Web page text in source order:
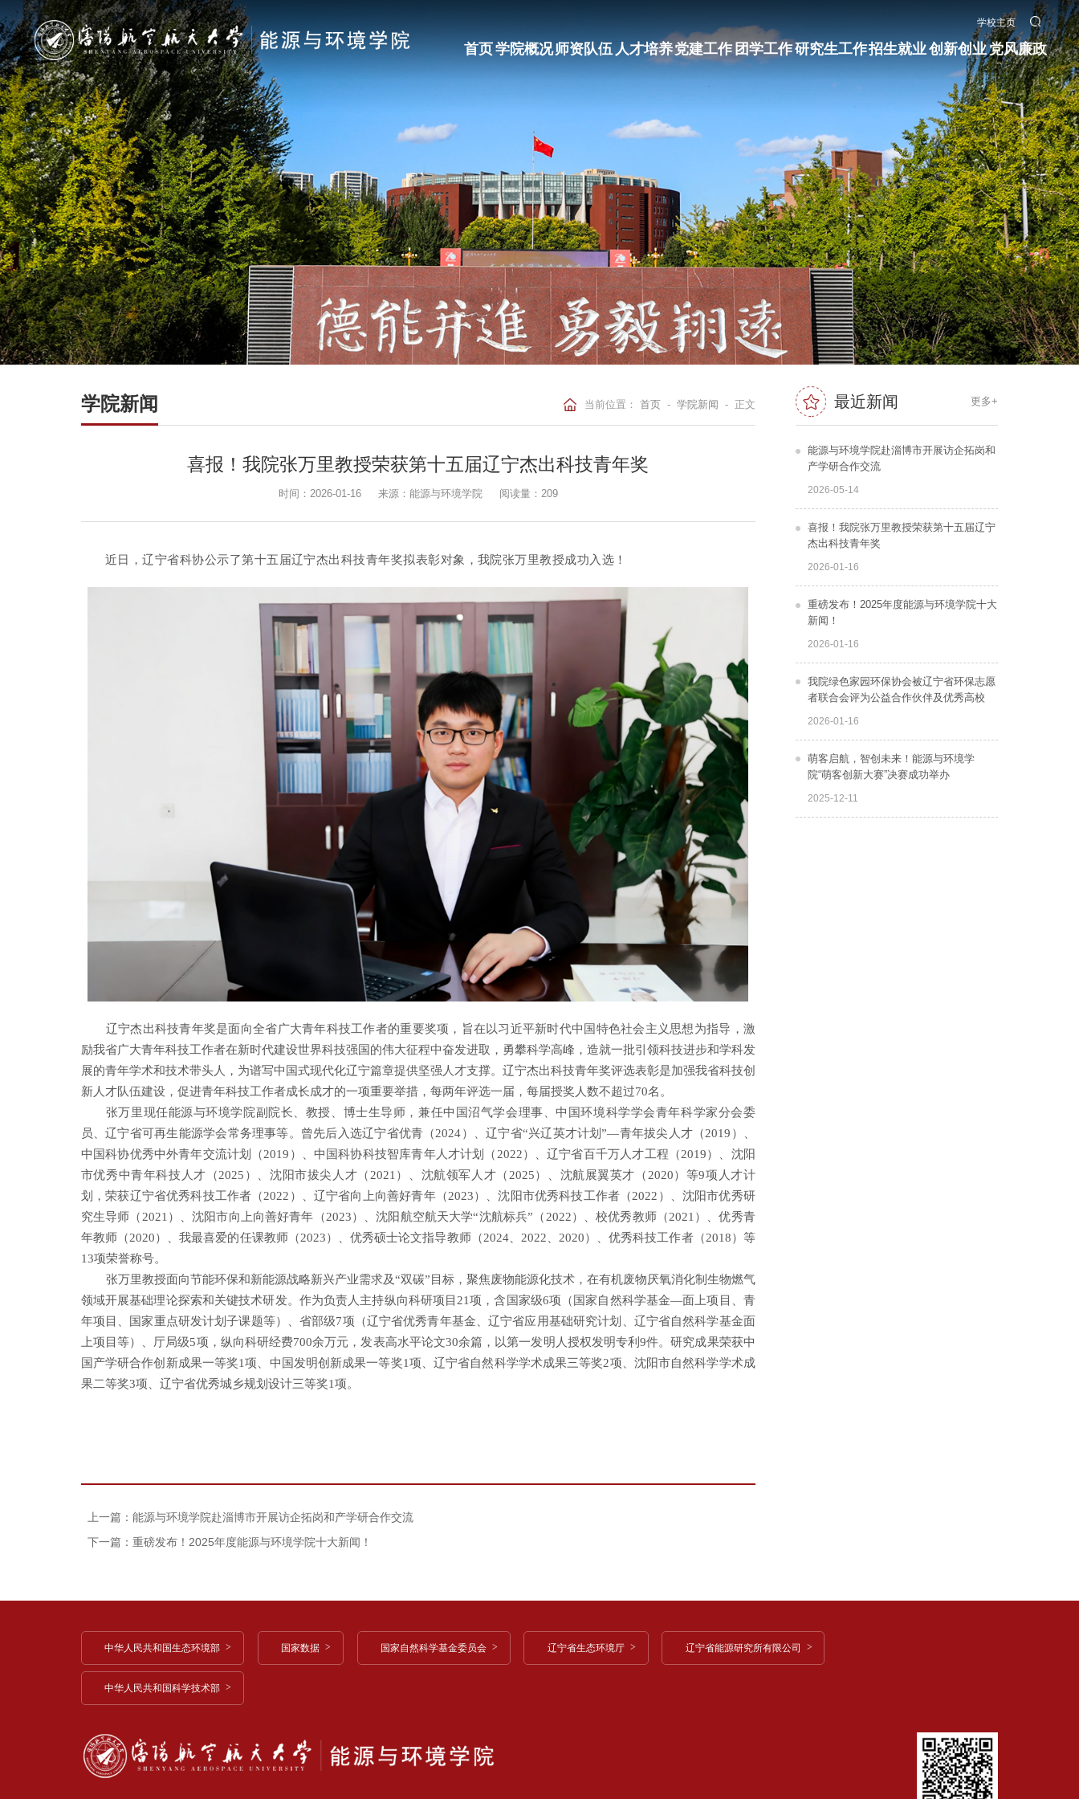
学校主页
首页学院概况师资队伍 人才培养党建工作 团学工作研究生工作招生就业创新创业党风廉政
学院新闻 当前位置： 首页- 学院新闻 - 正文
喜报！我院张万里教授荣获第十五届辽宁杰出科技青年奖
时间：2026-01-16 来源：能源与环境学院 阅读量： 209
近日，辽宁省科协公示了第十五届辽宁杰出科技青年奖拟表彰对象，我院张万里教授成功入选！
辽宁杰出科技青年奖是面向全省广大青年科技工作者的重要奖项，旨在以习近平新时代中国特色社会主义思想为指导，激
励我省广大青年科技工作者在新时代建设世界科技强国的伟大征程中奋发进取，勇攀科学高峰，造就一批引领科技进步和学科发
展的青年学术和技术带头人，为谱写中国式现代化辽宁篇章提供坚强人才支撑。辽宁杰出科技青年奖评选表彰是加强我省科技创
新人才队伍建设，促进青年科技工作者成长成才的一项重要举措，每两年评选一届，每届授奖人数不超过70名。
张万里现任能源与环境学院副院长、教授、博士生导师，兼任中国沼气学会理事、中国环境科学学会青年科学家分会委
员、辽宁省可再生能源学会常务理事等。曾先后入选辽宁省优青（2024）、辽宁省“兴辽英才计划”—青年拔尖人才（2019）、
中国科协优秀中外青年交流计划（2019）、中国科协科技智库青年人才计划（2022）、辽宁省百千万人才工程（2019）、沈阳
市优秀中青年科技人才（2025）、沈阳市拔尖人才（2021）、沈航领军人才（2025）、沈航展翼英才（2020）等9项人才计
划，荣获辽宁省优秀科技工作者（2022）、辽宁省向上向善好青年（2023）、沈阳市优秀科技工作者（2022）、沈阳市优秀研
究生导师（2021）、沈阳市向上向善好青年（2023）、沈阳航空航天大学“沈航标兵”（2022）、校优秀教师（2021）、优秀青
年教师（2020）、我最喜爱的任课教师（2023）、优秀硕士论文指导教师（2024、2022、2020）、优秀科技工作者（2018）等
13项荣誉称号。
张万里教授面向节能环保和新能源战略新兴产业需求及“双碳”目标，聚焦废物能源化技术，在有机废物厌氧消化制生物燃气
领域开展基础理论探索和关键技术研发。作为负责人主持纵向科研项目21项，含国家级6项（国家自然科学基金—面上项目、青
年项目、国家重点研发计划子课题等）、省部级7项（辽宁省优秀青年基金、辽宁省应用基础研究计划、辽宁省自然科学基金面
上项目等）、厅局级5项，纵向科研经费700余万元，发表高水平论文30余篇，以第一发明人授权发明专利9件。研究成果荣获中
国产学研合作创新成果一等奖1项、中国发明创新成果一等奖1项、辽宁省自然科学学术成果三等奖2项、沈阳市自然科学学术成
果二等奖3项、辽宁省优秀城乡规划设计三等奖1项。
上一篇：能源与环境学院赴淄博市开展访企拓岗和产学研合作交流
下一篇：重磅发布！2025年度能源与环境学院十大新闻！
最近新闻 更多+
能源与环境学院赴淄博市开展访企拓岗和
产学研合作交流
2026-05-14
喜报！我院张万里教授荣获第十五届辽宁
杰出科技青年奖
2026-01-16
重磅发布！2025年度能源与环境学院十大
新闻！
2026-01-16
我院绿色家园环保协会被辽宁省环保志愿
者联合会评为公益合作伙伴及优秀高校
2026-01-16
萌客启航，智创未来！能源与环境学
院“萌客创新大赛”决赛成功举办
2025-12-11
中华人民共和国生态环境部 国家数据 国家自然科学基金委员会 辽宁省生态环境厅 辽宁省能源研究所有限公司
中华人民共和国科学技术部